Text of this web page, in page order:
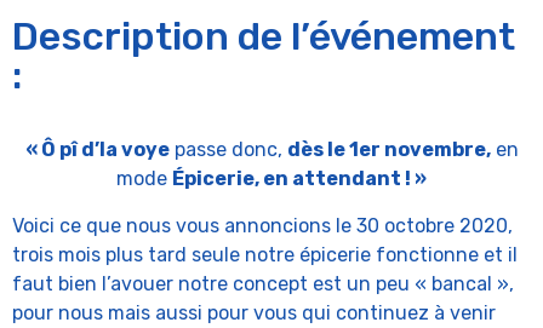
Description de l’événement
:
« Ô pî d’la voyepasse donc, dès le 1er novembre,en
mode Épicerie, en attendant ! »
Voici ce que nous vous annoncions le 30 octobre 2020,
trois mois plus tard seule notre épicerie fonctionne et il
faut bien l’avouer notre concept est un peu « bancal »,
pour nous mais aussi pour vous qui continuez à venir